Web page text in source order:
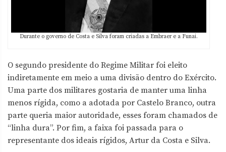
Durante o governo de Costa e Silva foram criadas a Embraer e a Funai.
O segundo presidente do Regime Militar foi eleito
indiretamente em meio a uma divisão dentro do Exército.
Uma parte dos militares gostaria de manter uma linha
menos rígida, como a adotada por Castelo Branco, outra
parte queria maior autoridade, esses foram chamados de
“linha dura”. Por fim, a faixa foi passada para o
representante dos ideais rígidos, Artur da Costa e Silva.